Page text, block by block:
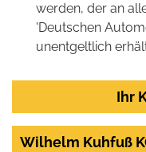
werden, der an
'Deutschen
unentgeltlich
Ihr
Wilhelm Kuhfuß